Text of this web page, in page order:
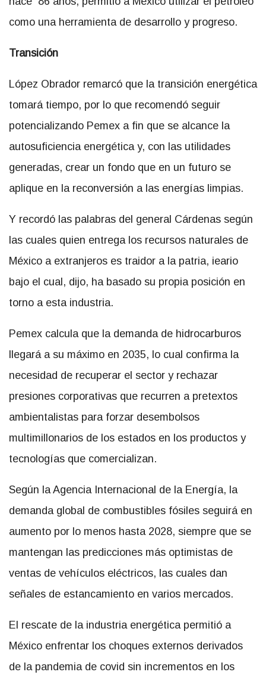
como una herramienta de desarrollo y progreso.
Transición
López Obrador remarcó que la transición energética
tomará tiempo, por lo que recomendó seguir
potencializando Pemex a fin que se alcance la
autosuficiencia energética y, con las utilidades
generadas, crear un fondo que en un futuro se
aplique en la reconversión a las energías limpias.
Y recordó las palabras del general Cárdenas según
las cuales quien entrega los recursos naturales de
México a extranjeros es traidor a la patria, ieario
bajo el cual, dijo, ha basado su propia posición en
torno a esta industria.
Pemex calcula que la demanda de hidrocarburos
llegará a su máximo en 2035, lo cual confirma la
necesidad de recuperar el sector y rechazar
presiones corporativas que recurren a pretextos
ambientalistas para forzar desembolsos
multimillonarios de los estados en los productos y
tecnologías que comercializan.
Según la Agencia Internacional de la Energía, la
demanda global de combustibles fósiles seguirá en
aumento por lo menos hasta 2028, siempre que se
mantengan las predicciones más optimistas de
ventas de vehículos eléctricos, las cuales dan
señales de estancamiento en varios mercados.
El rescate de la industria energética permitió a
México enfrentar los choques externos derivados
de la pandemia de covid sin incrementos en los